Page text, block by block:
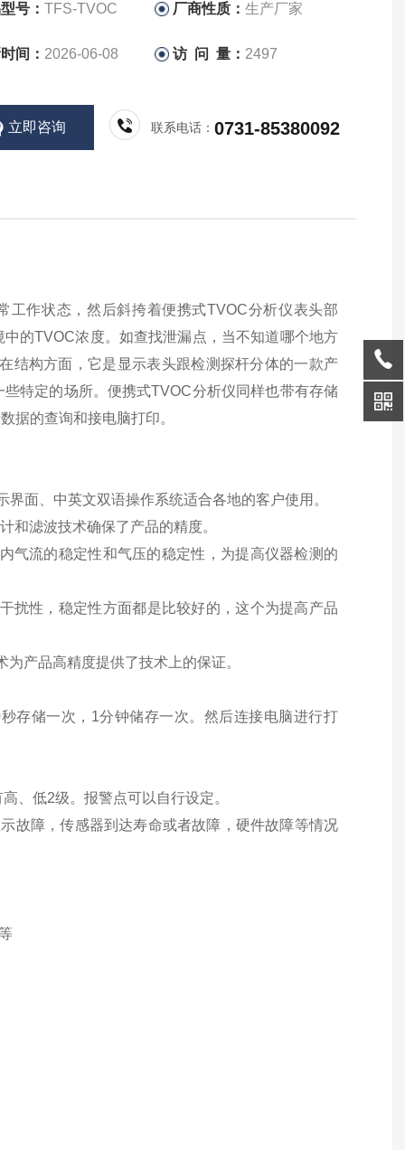
号： TFS-TVOC 厂商性质：生产厂家
间： 2026-06-08 访 问 量： 2497
立即咨询 联系电话：0731-85380092
工作状态，然后斜挎着便携式TVOC分析仪表头部
中的TVOC浓度。如查找泄漏点，当不知道哪个地方
结构方面，它是显示表头跟检测探杆分体的一款产
特定的场所。便携式TVOC分析仪同样也带有存储
据的查询和接电脑打印。
面、中英文双语操作系统适合各地的客户使用。
和滤波技术确保了产品的精度。
气流的稳定性和气压的稳定性，为提高仪器检测的
扰性，稳定性方面都是比较好的，这个为提高产品
产品高精度提供了技术上的保证。
存储一次，1分钟储存一次。然后连接电脑进行打
、低2级。报警点可以自行设定。
故障，传感器到达寿命或者故障，硬件故障等情况